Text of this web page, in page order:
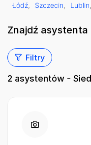
Łódź
Szczecin Lublin
Znajdź
Filtry
2 asystentów -